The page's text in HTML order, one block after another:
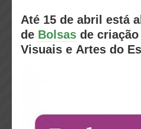
Até 15 de abril está
de Bolsas de
Visuais e Artes do